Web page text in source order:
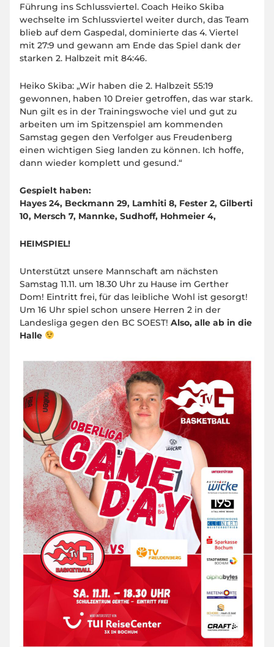
Führung ins Schlussviertel. Coach Heiko Skiba
wechselte im Schlussviertel weiter durch, das Team
blieb auf dem Gaspedal, dominierte das 4. Viertel
mit 27:9 und gewann am Ende das Spiel dank der
starken 2. Halbzeit mit 84:46.
Heiko Skiba: „Wir haben die 2. Halbzeit 55:19
gewonnen, haben 10 Dreier getroffen, das war stark.
Nun gilt es in der Trainingswoche viel und gut zu
arbeiten um im Spitzenspiel am kommenden
Samstag gegen den Verfolger aus Freudenberg
einen wichtigen Sieg landen zu können. Ich hoffe,
dann wieder komplett und gesund.“
Gespielt haben:
Hayes 24, Beckmann 29, Lamhiti 8, Fester 2, Gilberti
10, Mersch 7, Mannke, Sudhoff, Hohmeier 4,
HEIMSPIEL!
Unterstützt unsere Mannschaft am nächsten
Samstag 11.11. um 18.30 Uhr zu Hause im Gerther
Dom! Eintritt frei, für das leibliche Wohl ist gesorgt!
Um 16 Uhr spiel schon unsere Herren 2 in der
Landesliga gegen den BC SOEST! Also, alle ab in die
Halle